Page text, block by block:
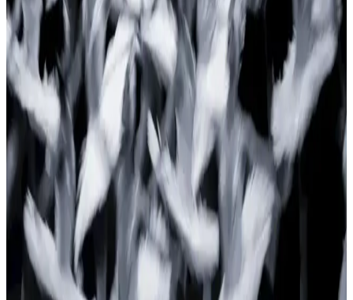
Kulaklık Karşılaştırması
İki popüler oyun kulaklığı Corsair Void RGB Elite ve Razer
Barracuda X'in özellikleri, performansları ve kullanıcı yorumlarıyla
detaylı karşılaştırması.
Razer Deathadder Essential ve Razer Deathadder
Essential Gaming Mouse Karşılaştırması
İki Razer fare modeli arasındaki farklar, özellikler ve kullanıcı
yorumlarıyla en uygun oyun faresini seçmenize yardımcı oluyoruz.
Anker Soundcore Liberty 4 ile Razer Hammerhead
True Wireless X Karşılaştırması
Anker Soundcore Liberty 4 ve Razer Hammerhead True Wireless X
modellerini detaylı karşılaştırıyoruz. Ses kalitesi, gürültü engelleme,
pil ömrü ve tasarım özellikleriyle en iyi seçimi yapmanıza yardımcı
oluyoruz.